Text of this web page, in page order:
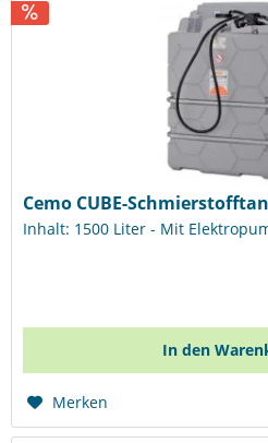
Cemo CUBE-
Inhalt: 1500 Liter - Mit
In den
Merken